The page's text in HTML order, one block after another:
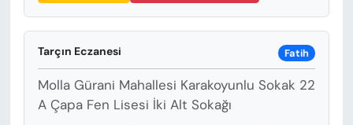
Tarçın Eczanesi Fatih
Molla Gürani Mahallesi Karakoyunlu Sokak 22
A Çapa Fen Lisesi İki Alt Sokağı